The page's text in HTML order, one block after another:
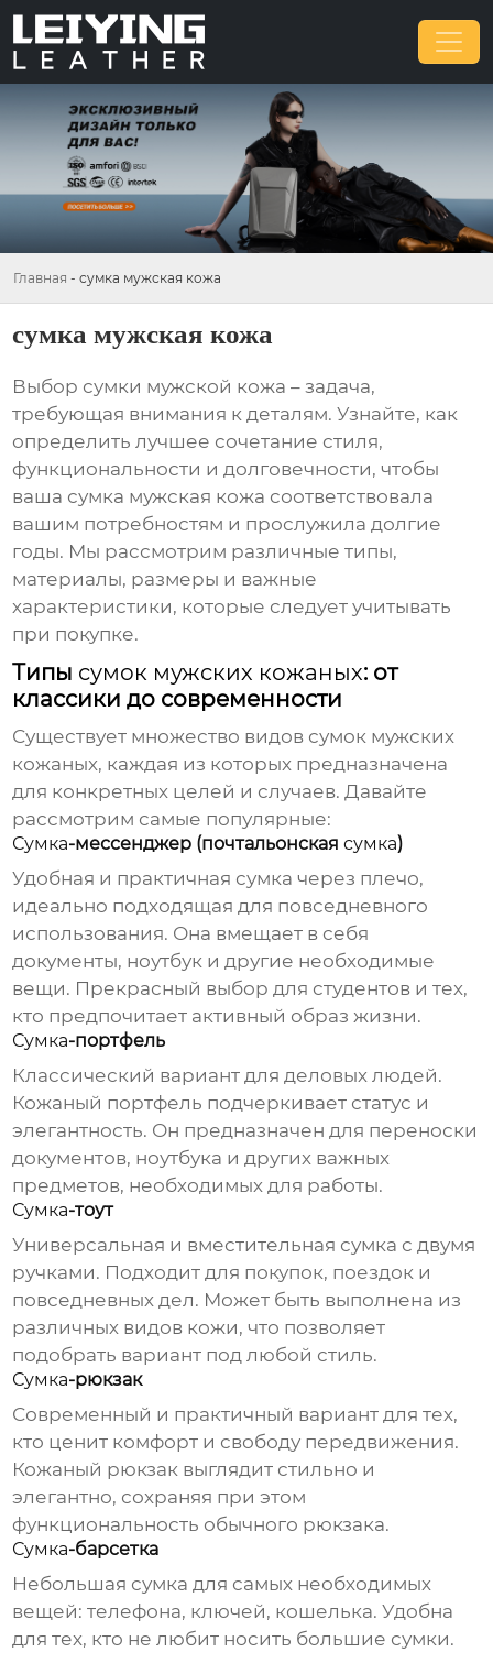
Главная - сумка мужская кожа
сумка мужская кожа
Выбор сумки мужской кожа – задача,
требующая внимания к деталям. Узнайте, как
определить лучшее сочетание стиля,
функциональности и долговечности, чтобы
ваша сумка мужская кожа соответствовала
вашим потребностям и прослужила долгие
годы. Мы рассмотрим различные типы,
материалы, размеры и важные
характеристики, которые следует учитывать
при покупке.
Типы сумок мужских кожаных: от
классики до современности
Существует множество видов сумок мужских
кожаных, каждая из которых предназначена
для конкретных целей и случаев. Давайте
рассмотрим самые популярные:
Сумка-мессенджер (почтальонскаясумка)
Удобная и практичная сумка через плечо,
идеально подходящая для повседневного
использования. Она вмещает в себя
документы, ноутбук и другие необходимые
вещи. Прекрасный выбор для студентов и тех,
кто предпочитает активный образ жизни.
Сумка-портфель
Классический вариант для деловых людей.
Кожаный портфель подчеркивает статус и
элегантность. Он предназначен для переноски
документов, ноутбука и других важных
предметов, необходимых для работы.
Сумка-тоут
Универсальная и вместительная сумка с двумя
ручками. Подходит для покупок, поездок и
повседневных дел. Может быть выполнена из
различных видов кожи, что позволяет
подобрать вариант под любой стиль.
Сумка-рюкзак
Современный и практичный вариант для тех,
кто ценит комфорт и свободу передвижения.
Кожаный рюкзак выглядит стильно и
элегантно, сохраняя при этом
функциональность обычного рюкзака.
Сумка-барсетка
Небольшая сумка для самых необходимых
вещей: телефона, ключей, кошелька. Удобна
для тех, кто не любит носить большие сумки.